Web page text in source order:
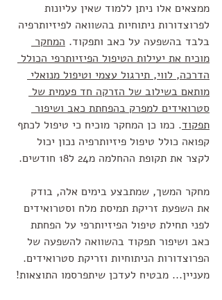
ממצאים אלו ניתן ללמוד שאין עליונות
לפרוצדורות ניתוחיות בהשוואה לפיזיותרפיה
בלבד בהשפעה על כאב ותפקוד. המחקר
מוכיח את יעילות הטיפול הפיזיותרפי הכולל
הדרכה, לווי, תירגול עצמי וטיפול מנואלי
מותאם בשילוב של הזרקה חד פעמית של
סטרואידים למפרק בהפחתת כאב ושיפור
תפקוד. כמו כן המחקר מוכיח כי טיפול לכתף
קפואה כולל טיפול פיזיותרפיה נכון יכול
לקצר את תקופת ההחלמה מ24 ל18 חודשים.
מחקר המשך, שמתבצע בימים אלה, בודק
את השפעת זריקת תמיסת מלח וסטרואידים
לפני תחילת טיפול הפיזיותרפי על הפחתת
כאב ושיפור תפקוד בהשוואה להשפעה של
הפרוצדורות הניתוחיות וזריקת סטרואידים.
מעניין... מבטיח לעדכן שיתפרסמו התוצאות!